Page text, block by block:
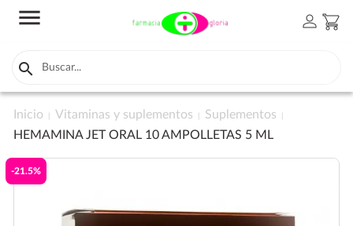
menu person shopping_cart

Inicio Vitaminas y suplementos
Suplementos
HEMAMINA JET ORAL 10 AMPOLLETAS 5 ML
-21.5%